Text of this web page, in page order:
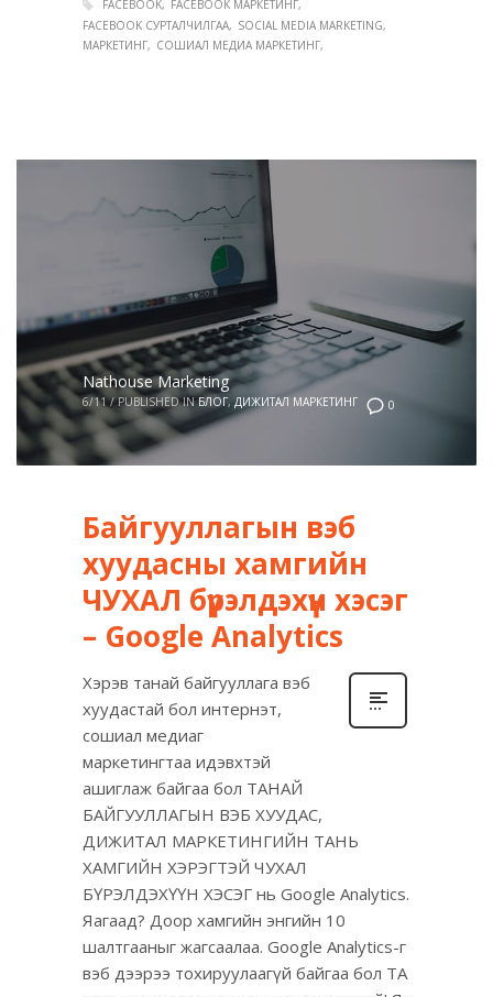
FACEBOOK
FACEBOOK МАРКЕТИНГ
FACEBOOK СУРТАЛЧИЛГАА
SOCIAL MEDIA MARKETING
МАРКЕТИНГ
СОШИАЛ МЕДИА МАРКЕТИНГ
0
Nathouse Marketing
6/11 / PUBLISHED IN БЛОГ, ДИЖИТАЛ МАРКЕТИНГ
Байгууллагын вэб
хуудасны хамгийн
ЧУХАЛ бүрэлдэхүүн хэсэг
– Google Analytics
Хэрэв танай байгууллага вэб
хуудастай бол интернэт,
сошиал медиаг
маркетингтаа идэвхтэй
ашиглаж байгаа бол ТАНАЙ
БАЙГУУЛЛАГЫН ВЭБ ХУУДАС,
ДИЖИТАЛ МАРКЕТИНГИЙН ТАНЬ
ХАМГИЙН ХЭРЭГТЭЙ ЧУХАЛ
БҮРЭЛДЭХҮҮН ХЭСЭГ нь Google Analytics.
Яагаад? Доор хамгийн энгийн 10
шалтгааныг жагсаалаа. Google Analytics-г
вэб дээрээ тохируулаагүй байгаа бол ТА